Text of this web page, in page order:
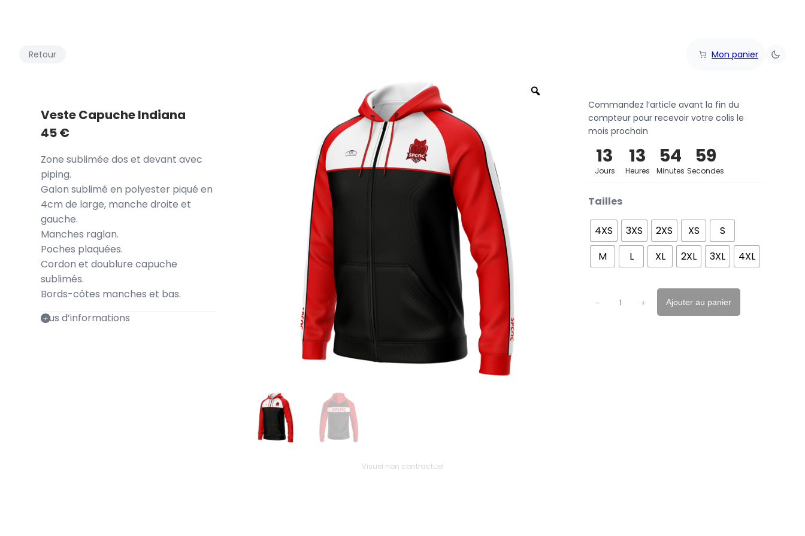
Retour Mon panier
Veste Capuche Indiana
45€
Zone sublimée dos et devant avec
piping.
Galon sublimé en polyester piqué en
4cm de large, manche droite et
gauche.
Manches raglan.
Poches plaquées.
Cordon et doublure capuche
sublimés.
Bords-côtes manches et bas.
Plus d’informations
Visuel non contractuel
Commandez l’article avant la fin du
compteur pour recevoir votre colis le
mois prochain
13
Jours
13
Heures
54
Minutes
59
Secondes
Tailles
4XS 3XS 2XS XS
S
M
L XL 2XL 3XL 4XL
− + Ajouter au panier